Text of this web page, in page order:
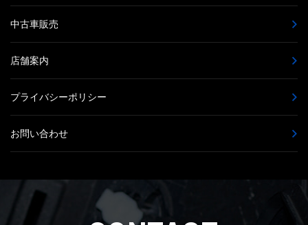
中古車販売
店舗案内
プライバシーポリシー
お問い合わせ